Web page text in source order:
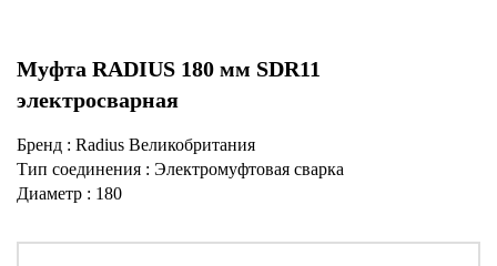
Муфта RADIUS 180 мм SDR11
электросварная
Бренд : Radius Великобритания
Тип соединения : Электромуфтовая сварка
Диаметр : 180